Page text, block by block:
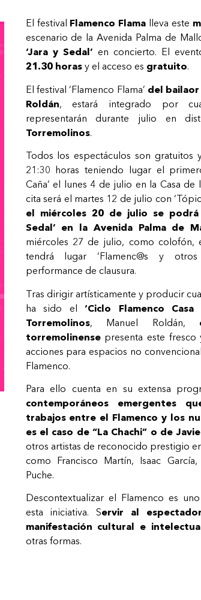
El festival Flamenco Flama lleva este
escenario de la Avenida Palma de
‘Jara y Sedal’ en concierto. El
21.30 horasy el acceso es gratuito.
El festival ‘Flamenco Flama’ del
Roldán, estará integrado por
representarán durante julio en
Torremolinos.
Todos los espectáculos son gratuitos
21:30 horas teniendo lugar el
Caña’ el lunes 4 de julio en la Casa de
cita será el martes 12 de julio con
el miércoles 20 de julio se
Sedal’ en la Avenida Palma de
miércoles 27 de julio, como colofón,
tendrá lugar ‘Flamenc@s y
performance de clausura.
Tras dirigir artísticamente y producir
ha sido el‘Ciclo Flamenco
Torremolinos, Manuel Roldán,
torremolinensepresenta este fresco
acciones para espacios no
Flamenco.
Para ello cuenta en su extensa
contemporáneos emergentes
trabajos entre el Flamenco y los
es el caso de “La Chachi” o de
otros artistas de reconocido prestigio
como Francisco Martín, Isaac
Puche.
Descontextualizar el Flamenco es
esta iniciativa. Servir al
manifestación cultural e
otras formas.